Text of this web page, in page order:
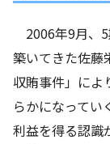
2006年9月、
築いてきた佐藤
収賄事件」によ
らかになってい
利益を得る認識